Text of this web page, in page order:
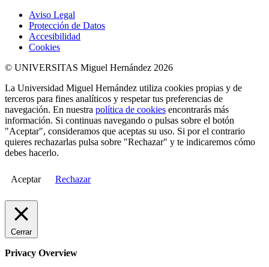
Aviso Legal
Protección de Datos
Accesibilidad
Cookies
© UNIVERSITAS Miguel Hernández 2026
La Universidad Miguel Hernández utiliza cookies propias y de
terceros para fines analíticos y respetar tus preferencias de
navegación. En nuestra política de cookies encontrarás más
información. Si continuas navegando o pulsas sobre el botón
"Aceptar", consideramos que aceptas su uso. Si por el contrario
quieres rechazarlas pulsa sobre "Rechazar" y te indicaremos cómo
debes hacerlo.
Aceptar Rechazar
Cerrar
Privacy Overview